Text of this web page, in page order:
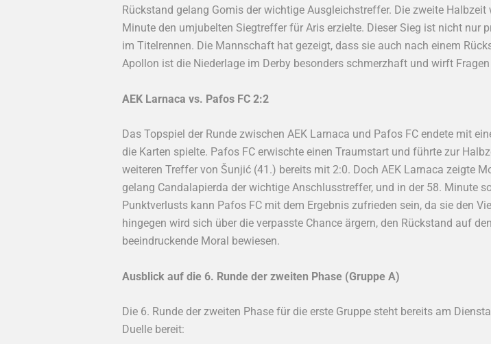
Rückstand gelang Gomis der wichtige Ausgleichstreffer. Die zweite
Minute den umjubelten Siegtreffer für Aris erzielte. Dieser Sieg ist nicht nur
im Titelrennen. Die Mannschaft hat gezeigt, dass sie auch nach einem
Apollon ist die Niederlage im Derby besonders schmerzhaft und wirft
AEK Larnaca vs. Pafos FC 2:2
Das Topspiel der Runde zwischen AEK Larnaca und Pafos FC endete mit
die Karten spielte. Pafos FC erwischte einen Traumstart und führte zur
weiteren Treffer von Šunjić (41.) bereits mit 2:0. Doch AEK Larnaca zeigte
gelang Candalapierda der wichtige Anschlusstreffer, und in der 58. Minute
Punktverlusts kann Pafos FC mit dem Ergebnis zufrieden sein, da sie den
hingegen wird sich über die verpasste Chance ärgern, den Rückstand auf
beeindruckende Moral bewiesen.
Ausblick auf die 6. Runde der zweiten Phase (Gruppe A)
Die 6. Runde der zweiten Phase für die erste Gruppe steht bereits am
Duelle bereit: